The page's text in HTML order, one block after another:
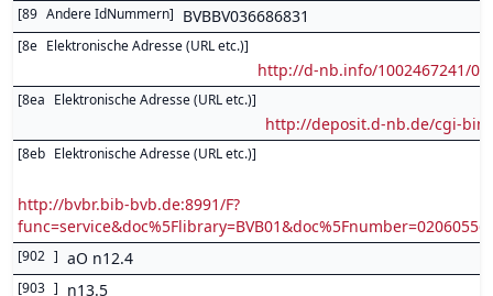
[89 Andere IdNummern] BVBBV036686831
[8e Elektronische Adresse (URL etc.)]
http://d-nb.info/1002467241/04
[8ea Elektronische Adresse (URL etc.)]
http://deposit.d-nb.de/cgi-bin/
[8eb Elektronische Adresse (URL etc.)]
http://bvbr.bib-bvb.de:8991/F?
[902 ] aO n12.4
[903 ] n13.5